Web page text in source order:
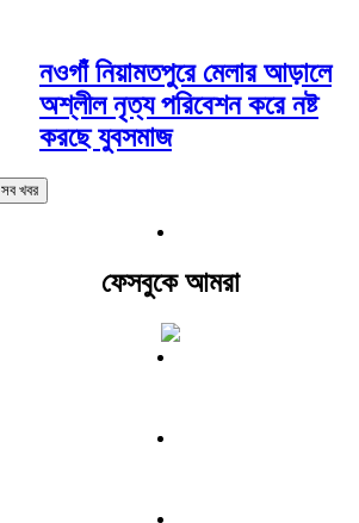
নওগাঁ নিয়ামতপুরে মেলার আড়ালে
অশ্লীল নৃত্য পরিবেশন করে নষ্ট
করছে যুবসমাজ
সব খবর
ফেসবুকে আমরা